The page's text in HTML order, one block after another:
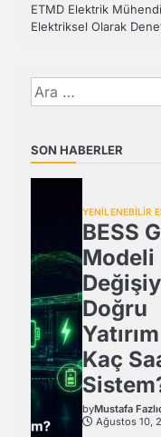
ETMD Elektrik
Elektriksel Olarak
Arama:
SON HABERLER
YENİLENEBİLİR
BESS
Modeli
Doğru
Yatırım
Kaç
byMustafa
Ağustos 10,